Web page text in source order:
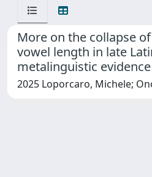
More on the collapse
vowel length in late
metalinguistic evidence
2025 Loporcaro, Michele;